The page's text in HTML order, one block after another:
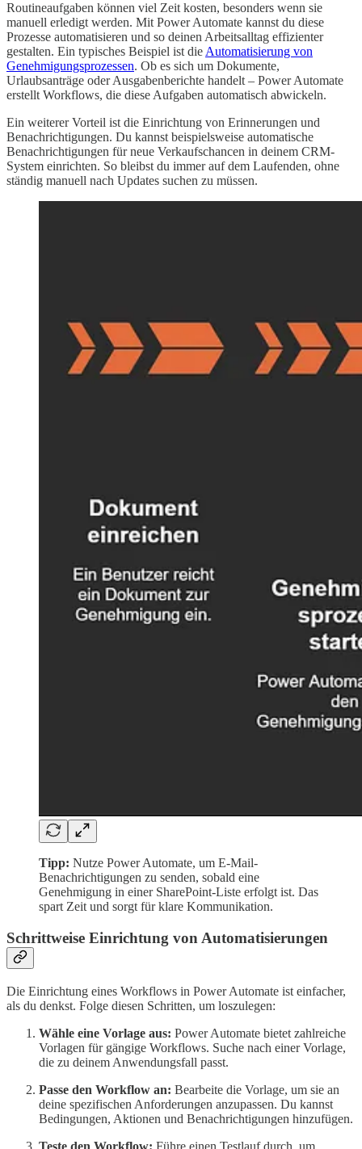
Routineaufgaben können viel Zeit kosten, besonders wenn sie
manuell erledigt werden. Mit Power Automate kannst du diese
Prozesse automatisieren und so deinen Arbeitsalltag effizienter
gestalten. Ein typisches Beispiel ist die Automatisierung von
Genehmigungsprozessen. Ob es sich um Dokumente,
Urlaubsanträge oder Ausgabenberichte handelt – Power Automate
erstellt Workflows, die diese Aufgaben automatisch abwickeln.
Ein weiterer Vorteil ist die Einrichtung von Erinnerungen und
Benachrichtigungen. Du kannst beispielsweise automatische
Benachrichtigungen für neue Verkaufschancen in deinem CRM-
System einrichten. So bleibst du immer auf dem Laufenden, ohne
ständig manuell nach Updates suchen zu müssen.
Tipp: Nutze Power Automate, um E-Mail-
Benachrichtigungen zu senden, sobald eine
Genehmigung in einer SharePoint-Liste erfolgt ist. Das
spart Zeit und sorgt für klare Kommunikation.
Schrittweise Einrichtung von Automatisierungen
Die Einrichtung eines Workflows in Power Automate ist einfacher,
als du denkst. Folge diesen Schritten, um loszulegen:
Wähle eine Vorlage aus: Power Automate bietet zahlreiche
Vorlagen für gängige Workflows. Suche nach einer Vorlage,
die zu deinem Anwendungsfall passt.
Passe den Workflow an: Bearbeite die Vorlage, um sie an
deine spezifischen Anforderungen anzupassen. Du kannst
Bedingungen, Aktionen und Benachrichtigungen hinzufügen.
Teste den Workflow: Führe einen Testlauf durch, um